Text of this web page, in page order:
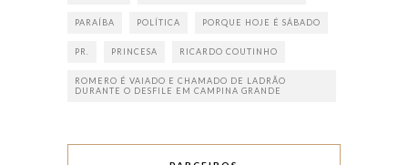
PARAÍBA POLÍTICA PORQUE HOJE É SÁBADO
PR. PRINCESA RICARDO COUTINHO
ROMERO É VAIADO E CHAMADO DE LADRÃO
DURANTE O DESFILE EM CAMPINA GRANDE